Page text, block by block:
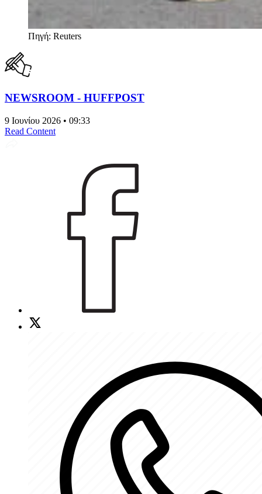
Πηγή: Reuters
NEWSROOM - HUFFPOST
9 Ιουνίου 2026 • 09:33
Read Content